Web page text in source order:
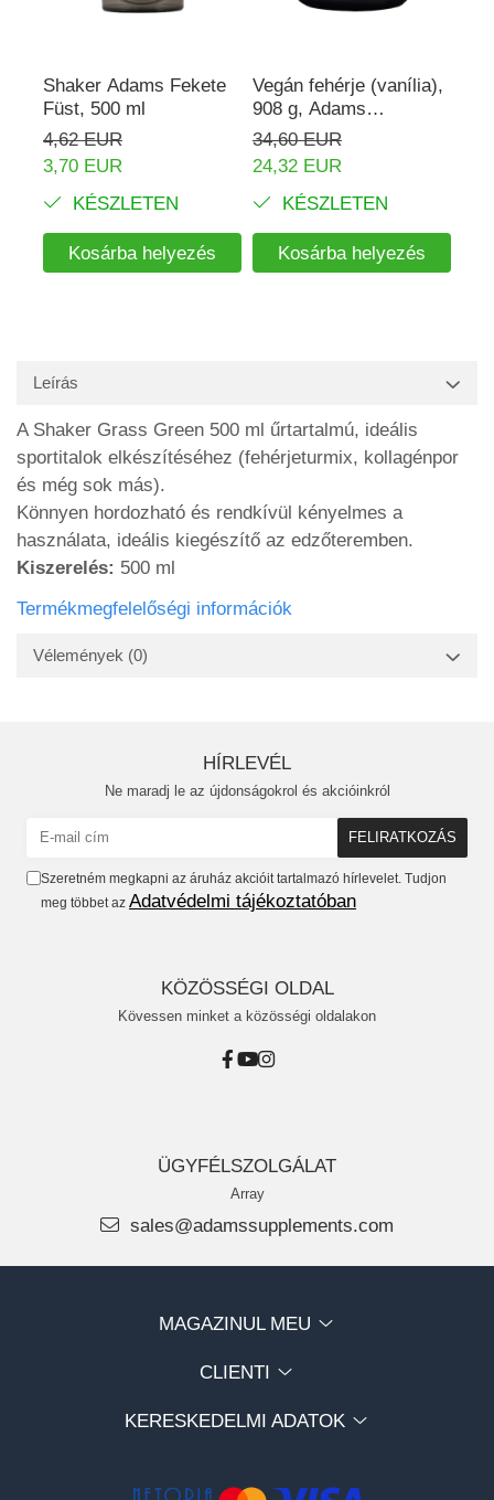
Shaker Adams Fekete
Füst, 500 ml
4,62 EUR
3,70 EUR
KÉSZLETEN
Kosárba helyezés
Vegán fehérje (vanília),
908 g, Adams
Supplements
34,60 EUR
24,32 EUR
KÉSZLETEN
Kosárba helyezés
Leírás
A Shaker Grass Green 500 ml űrtartalmú, ideális
sportitalok elkészítéséhez (fehérjeturmix, kollagénpor
és még sok más).
Könnyen hordozható és rendkívül kényelmes a
használata, ideális kiegészítő az edzőteremben.
Kiszerelés: 500 ml
Termékmegfelelőségi információk
Vélemények (0)
HÍRLEVÉL
Ne maradj le az újdonságokrol és akcióinkról
Szeretném megkapni az áruház akcióit tartalmazó hírlevelet. Tudjon
meg többet az Adatvédelmi tájékoztatóban
KÖZÖSSÉGI OLDAL
Kövessen minket a közösségi oldalakon
ÜGYFÉLSZOLGÁLAT
Array
sales@adamssupplements.com
MAGAZINUL MEU
CLIENTI
KERESKEDELMI ADATOK